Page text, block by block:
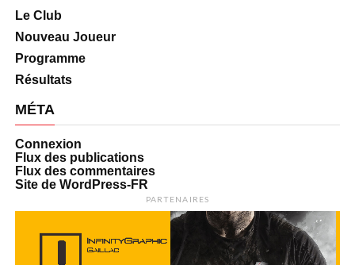
Le Club
Nouveau Joueur
Programme
Résultats
MÉTA
Connexion
Flux des publications
Flux des commentaires
Site de WordPress-FR
PARTENAIRES